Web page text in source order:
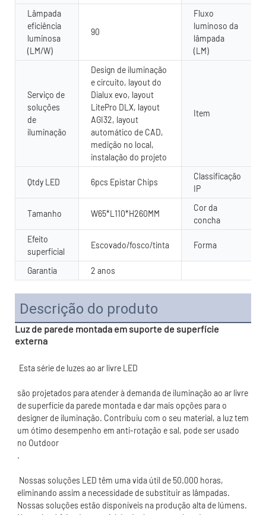
Lâmpada
eficiência
luminosa
(LM/W)
90
Fluxo
luminoso da
lâmpada
(LM)
Serviço de
soluções
de
iluminação
Design de iluminação
e circuito, layout do
Dialux evo, layout
LitePro DLX, layout
AGI32, layout
automático de CAD,
medição no local,
instalação do projeto
Item
Qtdy LED 6pcs Epistar Chips
Classificação
IP
Tamanho W65*L110*H260MM
Cor da
concha
Efeito
superficial
Escovado/fosco/tinta Forma
Garantia
2 anos
Descrição do produto
Luz de parede montada em suporte de superfície
externa
são projetados para atender à demanda de iluminação ao ar livre
de superfície da parede montada e dar mais opções para o
designer de iluminação. Contribuiu com o seu material, a luz tem
um ótimo desempenho em anti-rotação e sal, pode ser usado
eliminando assim a necessidade de substituir as lâmpadas.
Nossas soluções estão disponíveis na produção alta de lúmens.